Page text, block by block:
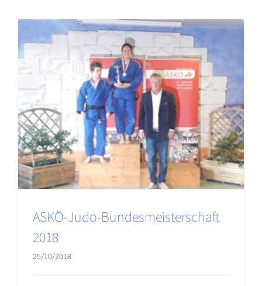
ASKÖ-Judo-Bundesmeisterschaft
2018
25/10/2018